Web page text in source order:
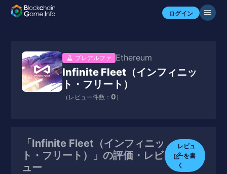
ログイン
プレアルファ Ethereum
Infinite Fleet（インフィニッ
ト・フリート）
（レビュー件数： 0 ）
「Infinite Fleet（インフィニッ
ト・フリート）」の評価・レビ
ュー
レビュ
ーを書
く